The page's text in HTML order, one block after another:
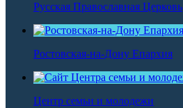
Русская Православная Церковь
Ростовская-на-Дону Епархия
Центр семьи и молодежи